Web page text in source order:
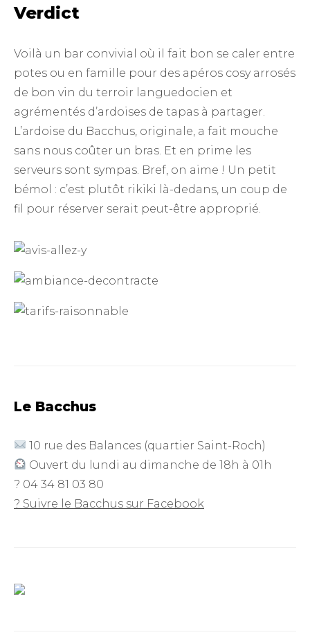
Verdict
Voilà un bar convivial où il fait bon se caler entre
potes ou en famille pour des apéros cosy arrosés
de bon vin du terroir languedocien et
agrémentés d’ardoises de tapas à partager.
L’ardoise du Bacchus, originale, a fait mouche
sans nous coûter un bras. Et en prime les
serveurs sont sympas. Bref, on aime ! Un petit
bémol : c’est plutôt rikiki là-dedans, un coup de
fil pour réserver serait peut-être approprié.
Le Bacchus
10 rue des Balances (quartier Saint-Roch)
Ouvert du lundi au dimanche de 18h à 01h
? 04 34 81 03 80
? Suivre le Bacchus sur Facebook